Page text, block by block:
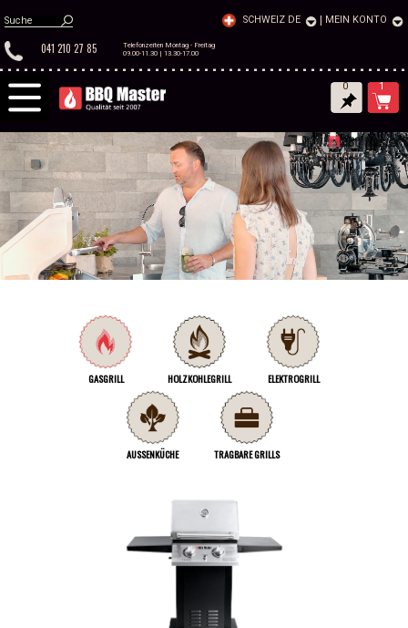
SCHWEIZ DE MEIN KONTO
041 210 27 85
Telefonzeiten Montag - Freitag
09.00-11.30 | 13.30-17.00
0 1
GASGRILL HOLZKOHLEGRILL ELEKTROGRILL
AUSSENKÜCHE TRAGBARE GRILLS